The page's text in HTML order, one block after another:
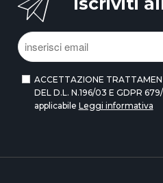
ACCETTAZIONE
DEL D.L. N.196/03 E GDPR
applicabile Leggi informativa